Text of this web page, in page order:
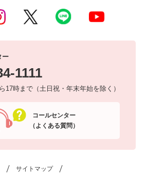
ー
1111
17時まで（土日祝・年末年始を除く）
コールセンター
（よくある質問）
サイトマップ